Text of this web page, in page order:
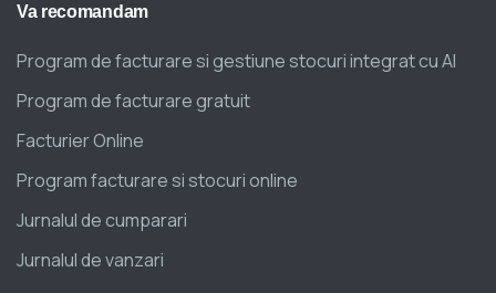
Va recomandam
Program de facturare si gestiune stocuri integrat cu AI
Program de facturare gratuit
Facturier Online
Program facturare si stocuri online
Jurnalul de cumparari
Jurnalul de vanzari